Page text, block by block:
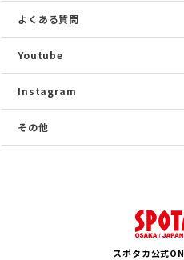
よくある質問
Youtube
Instagram
その他
スポタカ公式